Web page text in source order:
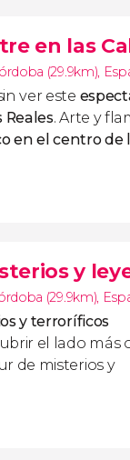
en las
(29.9km),
ver este
Reales. Arte y
en el centro de
y
(29.9km),
y terroríficos
el lado más
de misterios y